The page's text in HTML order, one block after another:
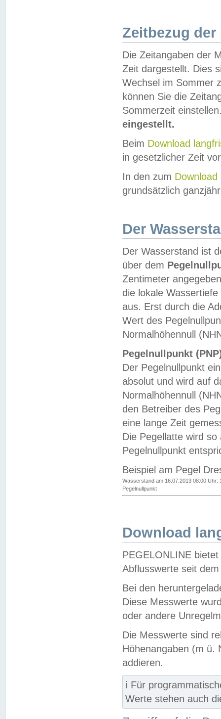
Zeitbezug der
Die Zeitangaben der
Zeit dargestellt. Dies
Wechsel im Sommer
können Sie die
Sommerzeit
eingestellt.
Beim Download
in gesetzlicher Zeit
In den zum Download
grundsätzlich
Der
Der Wasserstand ist
über dem
Zentimeter
die lokale
aus. Erst durch die
Wert des
Normalhöhennull
Pegelnullpunkt
Der Pegelnullpunkt
absolut und wird auf
Normalhöhennull
den Betreiber des
eine lange Zeit
Die Pegellatte wird
Pegelnullpunkt
Beispiel am Pegel
Wasserstand am 16.07.2013 08:00 Uhr:
Pegelnullpunkt
Download
PEGELONLINE
Abflusswerte seit
Bei den
Diese Messwerte
oder andere
Die Messwerte sind
Höhenangaben (m ü.
addieren.
ℹ️ Für
Werte stehen auch